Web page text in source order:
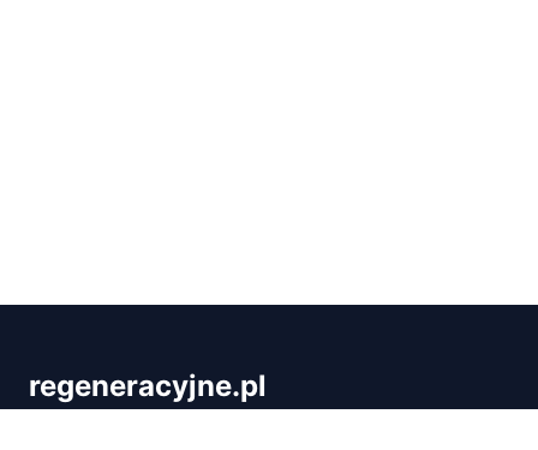
regeneracyjne.pl